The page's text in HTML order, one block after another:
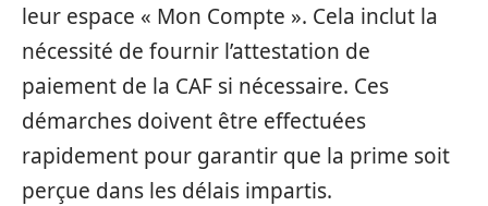
leur espace « Mon Compte ». Cela inclut la
nécessité de fournir l’attestation de
paiement de la CAF si nécessaire. Ces
démarches doivent être effectuées
rapidement pour garantir que la prime soit
perçue dans les délais impartis.